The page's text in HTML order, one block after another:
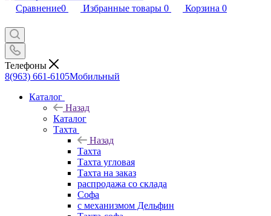
Сравнение0 Избранные товары 0 Корзина 0
Телефоны
8(963) 661-6105Мобильный
Каталог
Назад
Каталог
Тахта
Назад
Тахта
Тахта угловая
Тахта на заказ
распродажа со склада
Софа
с механизмом Дельфин